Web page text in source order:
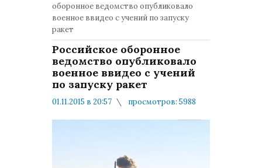
оборонное ведомство опубликовало
военное ввидео с учений по запуску
ракет
Российское оборонное
ведомство опубликовало
военное ввидео с учений
по запуску ракет
01.11.2015 в 20:57
просмотров: 5988